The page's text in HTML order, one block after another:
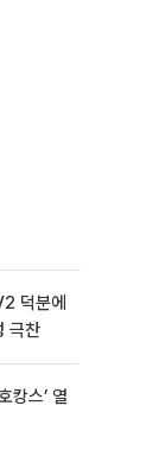
덕분에
극찬
캉스’ 열